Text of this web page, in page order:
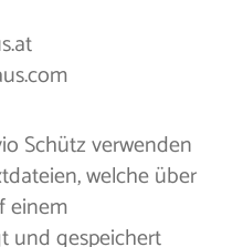
Schütz verwenden
welche über
einem
und gespeichert